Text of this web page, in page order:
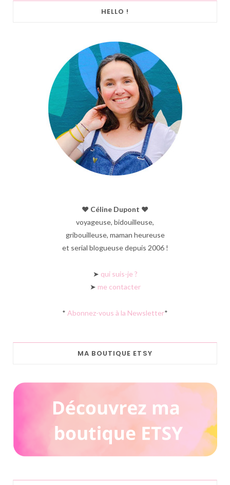
HELLO !
♥︎ Céline Dupont ♥︎
voyageuse, bidouilleuse,
gribouilleuse, maman heureuse
et serial blogueuse depuis 2006 !
➤ qui suis-je ?
➤ me contacter
* Abonnez-vous à la Newsletter*
MA BOUTIQUE ETSY